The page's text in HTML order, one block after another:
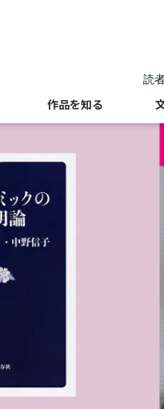
読
作品を知る